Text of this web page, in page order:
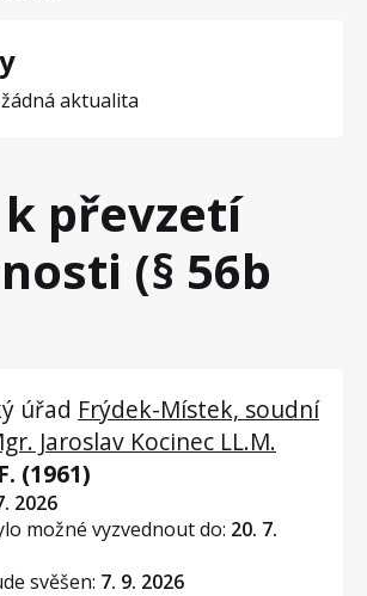
aktualita
převzetí
(§ 56b
úřad Frýdek-Místek, soudní
Jaroslav Kocinec LL.M.
(1961)
2026
možné vyzvednout do: 20. 7.
svěšen: 7. 9. 2026